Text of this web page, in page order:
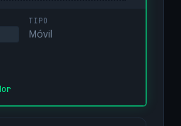
TIPO
Móvil